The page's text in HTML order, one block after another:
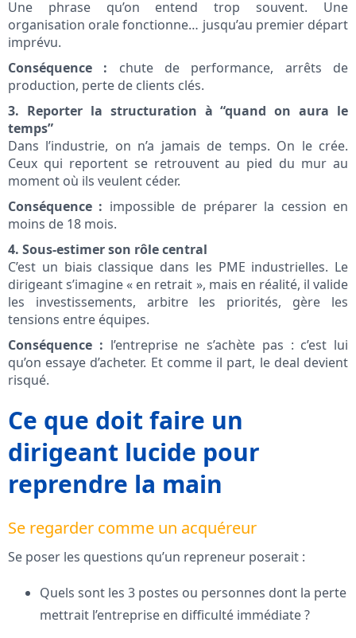
Une phrase qu’on entend trop souvent. Une
organisation orale fonctionne… jusqu’au premier départ
imprévu.
Conséquence : chute de performance, arrêts de
production, perte de clients clés.
3. Reporter la structuration à “quand on aura le
temps”
Dans l’industrie, on n’a jamais de temps. On le crée.
Ceux qui reportent se retrouvent au pied du mur au
moment où ils veulent céder.
Conséquence : impossible de préparer la cession en
moins de 18 mois.
4. Sous-estimer son rôle central
C’est un biais classique dans les PME industrielles. Le
dirigeant s’imagine « en retrait », mais en réalité, il valide
les investissements, arbitre les priorités, gère les
tensions entre équipes.
Conséquence : l’entreprise ne s’achète pas : c’est lui
qu’on essaye d’acheter. Et comme il part, le deal devient
risqué.
Ce que doit faire un
dirigeant lucide pour
reprendre la main
Se regarder comme un acquéreur
Se poser les questions qu’un repreneur poserait :
Quels sont les 3 postes ou personnes dont la perte
mettrait l’entreprise en difficulté immédiate ?